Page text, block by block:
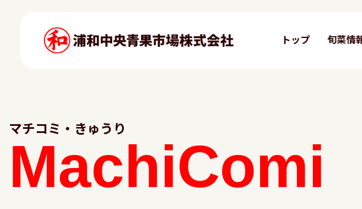
トップ 旬菜情
マチコミ・きゅうり
MachiComi